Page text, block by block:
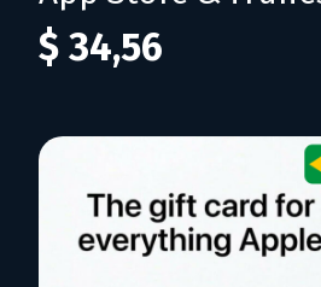
$ 34,56